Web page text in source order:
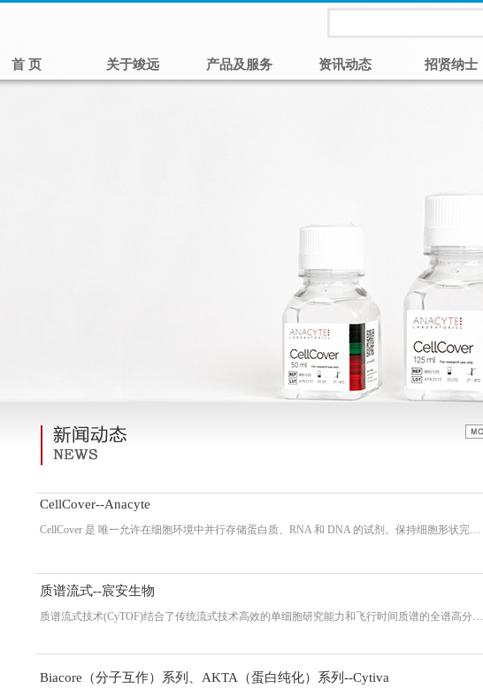
首 页 关于竣远 产品及服务 资讯动态 招贤纳士
CellCover--Anacyte
CellCover 是 唯一允许在细胞环境中并行存储蛋白质、RNA 和 DNA 的试剂。保持细胞形状完…
质谱流式--宸安生物
质谱流式技术(CyTOF)结合了传统流式技术高效的单细胞研究能力和飞行时间质谱的全谱高分…
Biacore（分子互作）系列、AKTA（蛋白纯化）系列--Cytiva